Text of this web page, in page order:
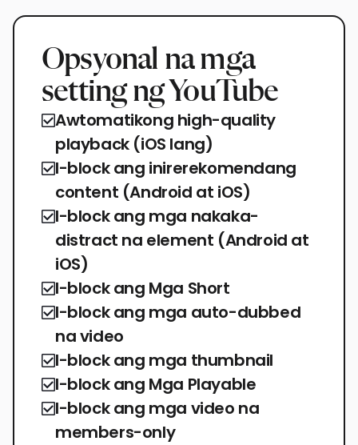
Opsyonal na mga
setting ng YouTube
Awtomatikong high-quality
playback (iOS lang)
I-block ang inirerekomendang
content (Android at iOS)
I-block ang mga nakaka-
distract na element (Android at
iOS)
I-block ang Mga Short
I-block ang mga auto-dubbed
na video
I-block ang mga thumbnail
I-block ang Mga Playable
I-block ang mga video na
members-only